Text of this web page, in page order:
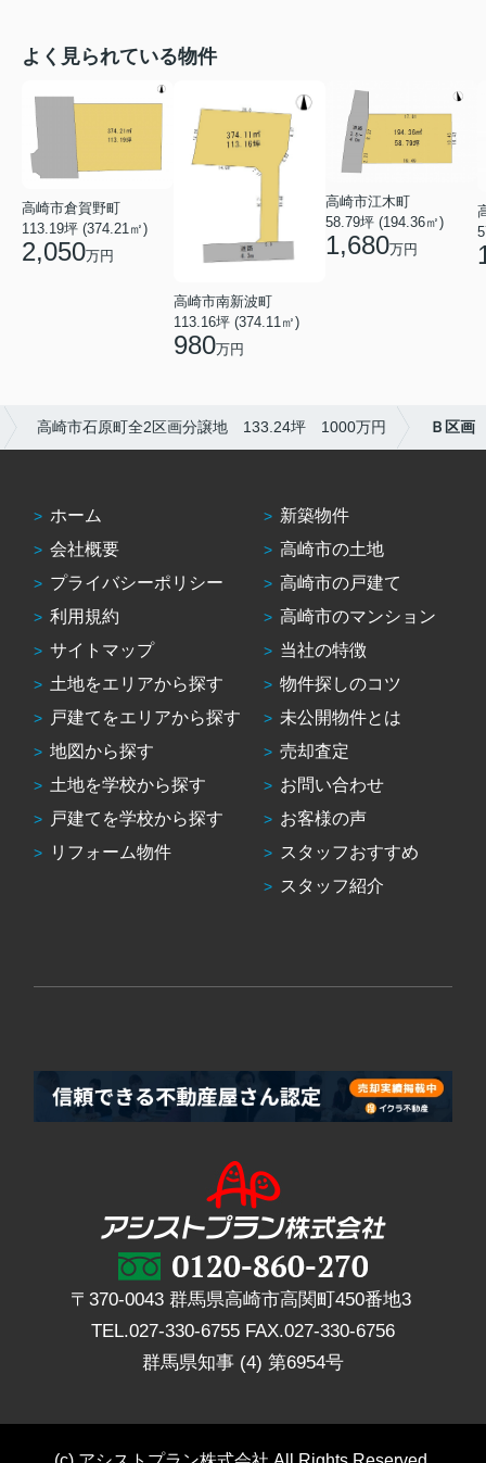
よく見られている物件
高崎市倉賀野町
113.19坪 (374.21㎡)
2,050万円
高崎市南新波町
113.16坪 (374.11㎡)
980万円
高崎市江木町
58.79坪 (194.36㎡)
1,680万円
高崎市石原町全2区画分譲地 133.24坪 1000万円 Ｂ区画
ホーム
会社概要
プライバシーポリシー
利用規約
サイトマップ
土地をエリアから探す
戸建てをエリアから探す
地図から探す
土地を学校から探す
戸建てを学校から探す
リフォーム物件
新築物件
高崎市の土地
高崎市の戸建て
高崎市のマンション
当社の特徴
物件探しのコツ
未公開物件とは
売却査定
お問い合わせ
お客様の声
スタッフおすすめ
スタッフ紹介
〒370-0043 群馬県高崎市高関町450番地3
TEL.027-330-6755 FAX.027-330-6756
群馬県知事 (4) 第6954号